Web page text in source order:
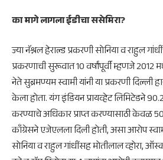
का मागे लागला ईडीचा ससेमिरा?
ज्या नॅश्नल हेराल्ड प्रकरणी सोनिया व राहुल
प्रकरणाची सुरूवात 10 वर्षांपूर्वी म्हणजे 2012
नेते सुब्रमण्यम स्वामी यांनी या प्रकरणी दिल्ली
केला होता. यंग इंडियन प्रायव्हेट लिमिटेडने
करण्याचे अधिकार प्राप्त करण्यासाठी केवळ
काँग्रेसने एजेएलला दिली होती, असा आरोप
सोनिया व राहुल गांधींसह मोतीलाल व्होरा,